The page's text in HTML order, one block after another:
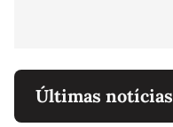
Últimas notícias